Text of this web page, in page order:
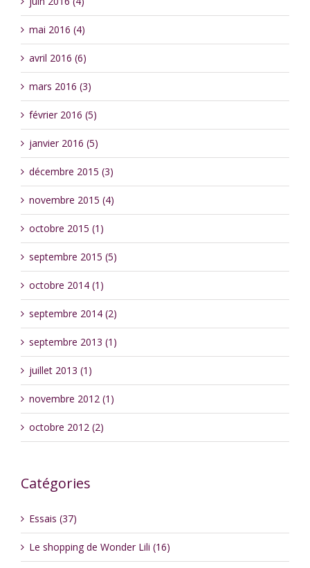
mai 2016 (4)
avril 2016 (6)
mars 2016 (3)
février 2016 (5)
janvier 2016 (5)
décembre 2015 (3)
novembre 2015 (4)
octobre 2015 (1)
septembre 2015 (5)
octobre 2014 (1)
septembre 2014 (2)
septembre 2013 (1)
juillet 2013 (1)
novembre 2012 (1)
octobre 2012 (2)
Catégories
Essais (37)
Le shopping de Wonder Lili (16)